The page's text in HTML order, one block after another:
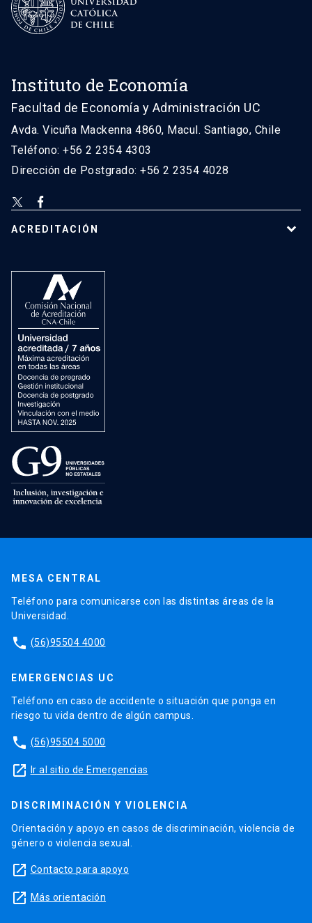
Instituto de Economía
Facultad de Economía y Administración UC
Avda. Vicuña Mackenna 4860, Macul. Santiago, Chile
Teléfono: +56 2 2354 4303
Dirección de Postgrado: +56 2 2354 4028
ACREDITACIÓN
MESA CENTRAL
Teléfono para comunicarse con las distintas áreas de la
Universidad.
phone (56)95504 4000
EMERGENCIAS UC
Teléfono en caso de accidente o situación que ponga en
riesgo tu vida dentro de algún campus.
phone (56)95504 5000
launch Ir al sitio de Emergencias
DISCRIMINACIÓN Y VIOLENCIA
Orientación y apoyo en casos de discriminación, violencia de
género o violencia sexual.
launch Contacto para apoyo
launch Más orientación